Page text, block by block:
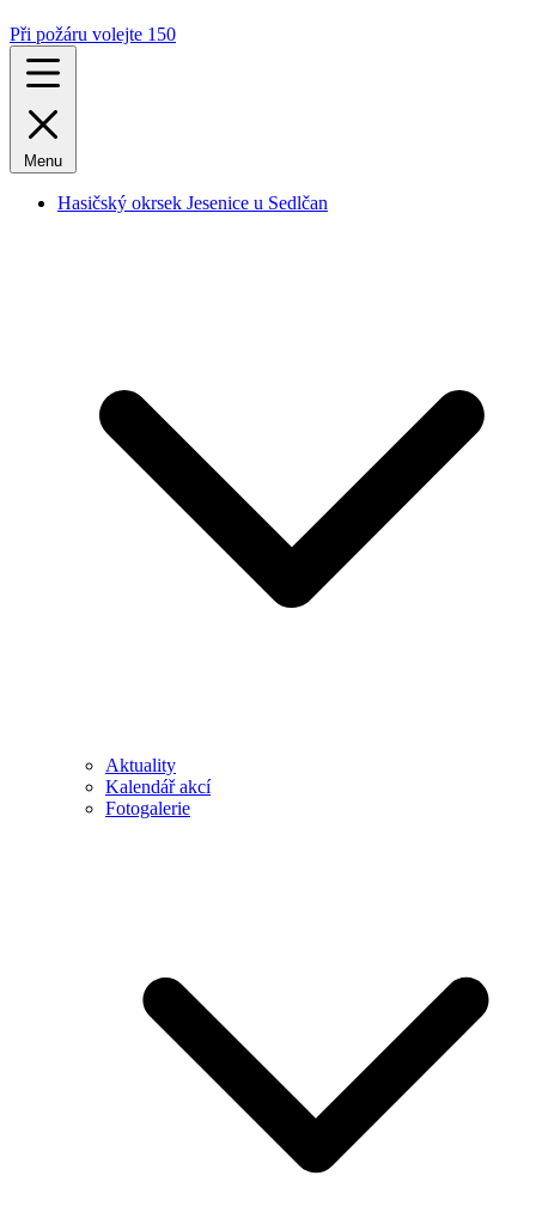
Při požáru volejte 150
Menu
Hasičský okrsek Jesenice u Sedlčan
Aktuality
Kalendář akcí
Fotogalerie